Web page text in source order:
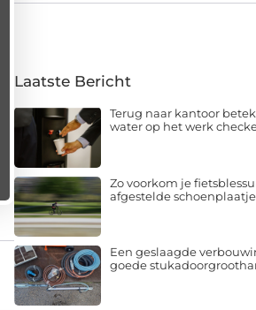
Laatste Bericht
Terug naar kantoor
water op het werk
Zo voorkom je
afgestelde
Een geslaagde
goede